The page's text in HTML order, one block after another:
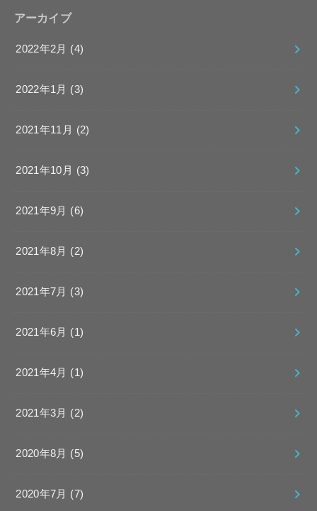
アーカイブ
2022年2月 (4)
2022年1月 (3)
2021年11月 (2)
2021年10月 (3)
2021年9月 (6)
2021年8月 (2)
2021年7月 (3)
2021年6月 (1)
2021年4月 (1)
2021年3月 (2)
2020年8月 (5)
2020年7月 (7)